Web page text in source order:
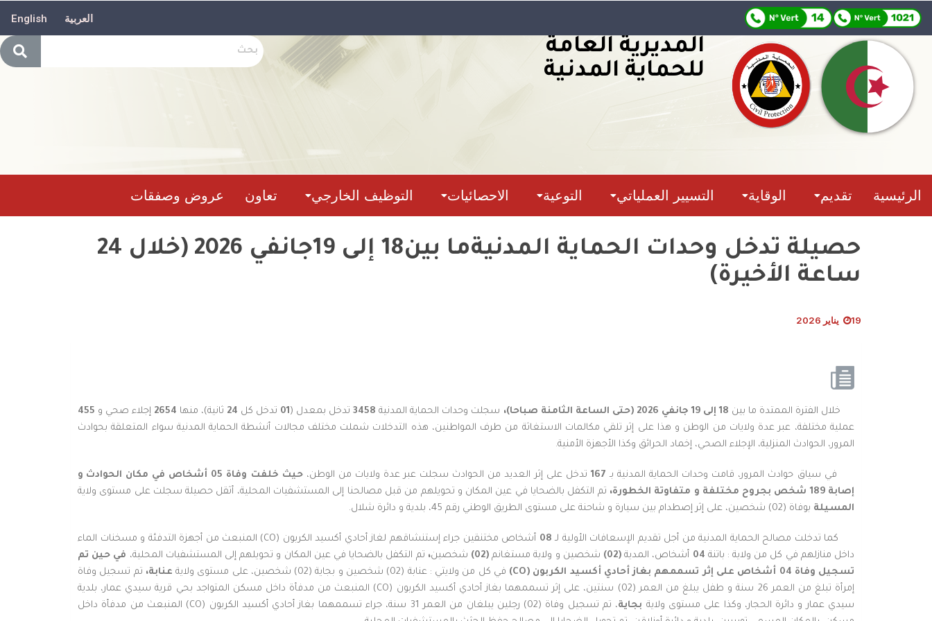
العربية English
المديرية العامة
للحماية المدنية
الرئيسية تقديم الوقاية التسيير العملياتي التوعية الاحصائيات التوظيف الخارجي تعاون عروض وصفقات
حصيلة تدخل وحدات الحماية المدنيةما بين18 إلى 19جانفي 2026 (خلال 24
ساعة الأخيرة)
19 يناير 2026
خلال الفترة الممتدة ما بين 18 إلى 19 جانفي حتى الساعة الثامنة صباحا)، سجلت وحدات الحماية المدنية 3458 تدخل بمعدل (01 تدخل كل 24 ثانية)، منها 2654 إجلاء صحي و 455
عملية مختلفة، عبر عدة ولايات من الوطن و هذا على إثر تلقي مكالمات الاستغاثة من طرف المواطنين، هذه التدخلات شملت مختلف مجالات أنشطة الحماية المدنية سواء المتعلقة بحوادث
المرور، الحوادث المنزلية، الإجلاء الصحي، إخماد الحرائق وكذا الأجهزة الأمنية.
في سياق حوادث المرور، قامت وحدات الحماية المدنية بـ 167 تدخل على إثر العديد من الحوادث سجلت عبر عدة ولايات من الوطن،حيث خلفت وفاة 05 أشخاص في مكان الحوادث
و
إصابة 189 شخص بجروح مختلفة و متفاوتة الخطورة، تم التكفل بالضحايا في عين المكان و تحويلهم من قبل مصالحنا إلى المستشفيات المحلية، أثقل حصيلة سجلت على مستوى ولاية
المسيلة بوفاة (02) شخصين، على إثر إصطدام بين سيارة و شاحنة على مستوى الطريق الوطني رقم 45، بلدية و دائرة شلال.
كما تدخلت مصالح الحماية المدنية من أجل تقديم الإسعافات الأولية لـ 08
أشخاص مختنقين جراء إستنشاقهم لغاز أحادي أكسيد الكربون (CO) المنبعث من أجهزة التدفئة و مسخنات الماء
داخل منازلهم في كل من ولاية : باتنة 04 أشخاص، المدية(02) شخصين و ولاية مستغانم(02) شخصين، تم التكفل بالضحايا في عين المكان و تحويلهم إلى المستشفيات المحلية، في حين تم
تسجيل وفاة 04 أشخاص على إثر تسممهم بغاز أحادي أكسيد الكربون (CO) في كل من ولايتي : عنابة (02) شخصين و بجاية (02) شخصين، على مستوى ولاية عنابة، تم تسجيل وفاة
إمرأة تبلغ من العمر 26 سنة و طفل يبلغ من العمر (02) سنتين، على إثر تسممهما بغاز أحادي أكسيد الكربون (CO) المنبعث من مدفأة داخل مسكن المتواجد بحي قرية سيدي عمار، بلدية
سيدي عمار و دائرة الحجار، وكذا على مستوى ولاية بجاية
، تم تسجيل وفاة (02) رجلين يبلغان من العمر 31 سنة، جراء تسممهما بغاز أحادي أكسيد الكربون (CO) المنبعث من مدفأة داخل